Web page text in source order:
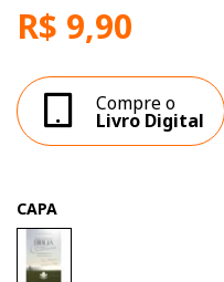
R$ 9,90
Compre o
Livro Digital
CAPA